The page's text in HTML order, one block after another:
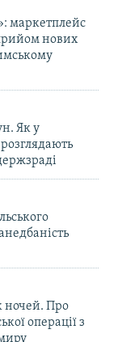
маркетплейс
нових
Як у
ночей. Про
операції з